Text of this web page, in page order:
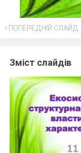
ПОПЕРЕДНІЙ СЛАЙД
Зміст слайдів